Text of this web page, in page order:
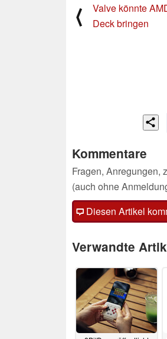
⟨
Valve könnte
Deck bringen
Kommentare
Fragen, Anregungen,
(auch ohne
Diesen Artikel
Verwandte